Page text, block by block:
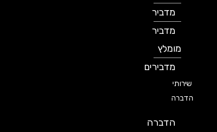
מדביר
מדביר
מומלץ
מדבירים
שירותי
הדברה
הדברה